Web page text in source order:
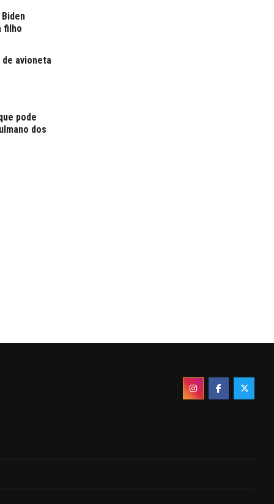
filho
avioneta
pode
dos